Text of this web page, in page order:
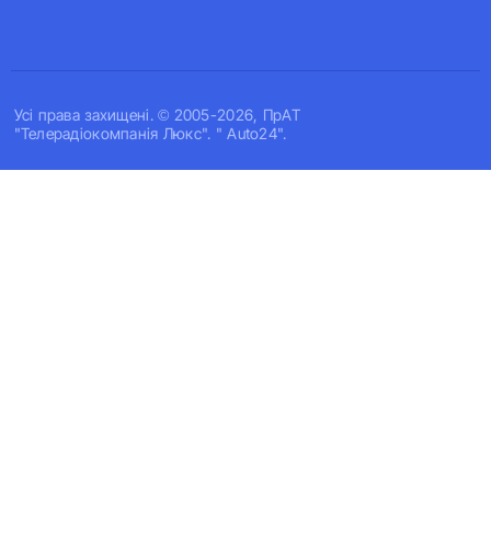
Усi права захищенi. © 2005-2026, ПрАТ
"Телерадіокомпанія Люкс". " Auto24".